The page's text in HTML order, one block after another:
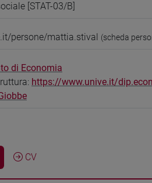
[STAT-03/B]
persone/mattia.stival (scheda
di Economia
https://www.unive.it/
CV